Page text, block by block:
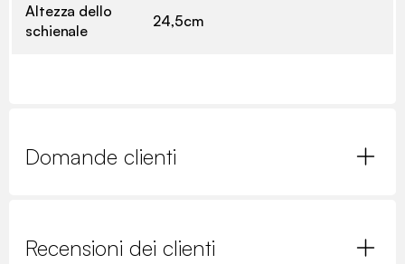
Altezza dello
schienale
24,5cm
Domande clienti
Recensioni dei clienti